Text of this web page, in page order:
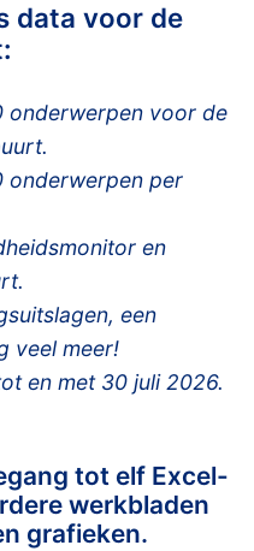
data voor de
onderwerpen voor de
onderwerpen per
en
een
veel meer!
en met 30 juli 2026.
tot elf Excel-
werkbladen
grafieken.